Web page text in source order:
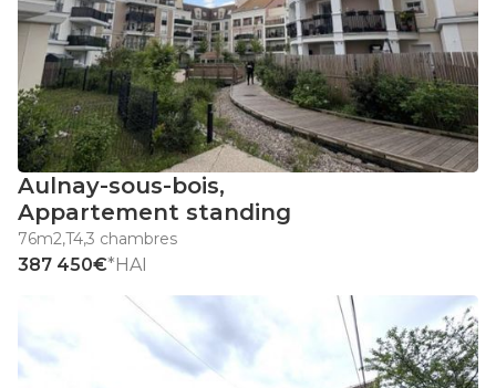
Aulnay-sous-bois,
Appartement standing
76m2,T4,3 chambres
387 450€*HAI